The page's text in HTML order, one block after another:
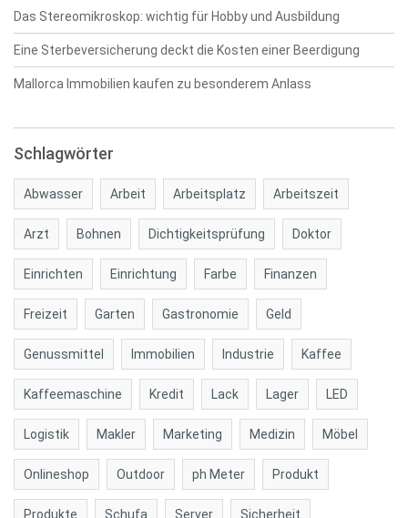
Das Stereomikroskop: wichtig für Hobby und Ausbildung
Eine Sterbeversicherung deckt die Kosten einer Beerdigung
Mallorca Immobilien kaufen zu besonderem Anlass
Schlagwörter
Abwasser Arbeit Arbeitsplatz Arbeitszeit
Arzt Bohnen Dichtigkeitsprüfung Doktor
Einrichten Einrichtung Farbe Finanzen
Freizeit Garten Gastronomie Geld
Genussmittel Immobilien Industrie Kaffee
Kaffeemaschine Kredit Lack Lager LED
Logistik Makler Marketing Medizin Möbel
Onlineshop Outdoor ph Meter Produkt
Produkte Schufa Server Sicherheit